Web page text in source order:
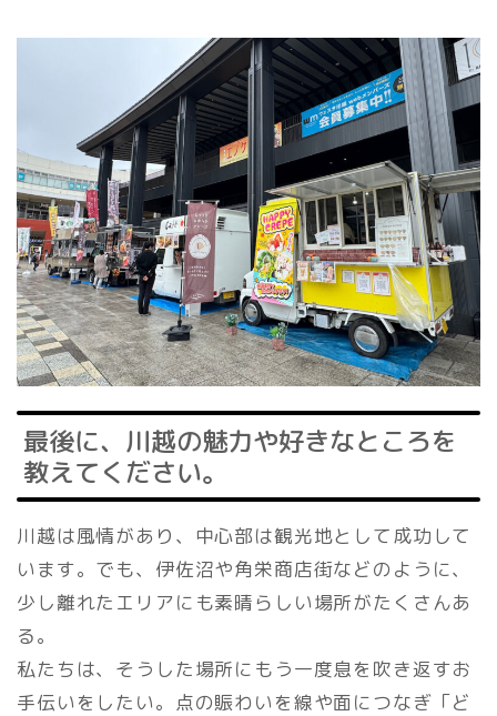
最後に、川越の魅力や好きなところを
教えてください。
川越は風情があり、中心部は観光地として成功して
います。でも、伊佐沼や角栄商店街などのように、
少し離れたエリアにも素晴らしい場所がたくさんあ
る。
私たちは、そうした場所にもう一度息を吹き返すお
手伝いをしたい。点の賑わいを線や面につなぎ「ど